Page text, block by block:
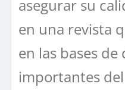
asegurar su
en una revista
en las bases de
importantes